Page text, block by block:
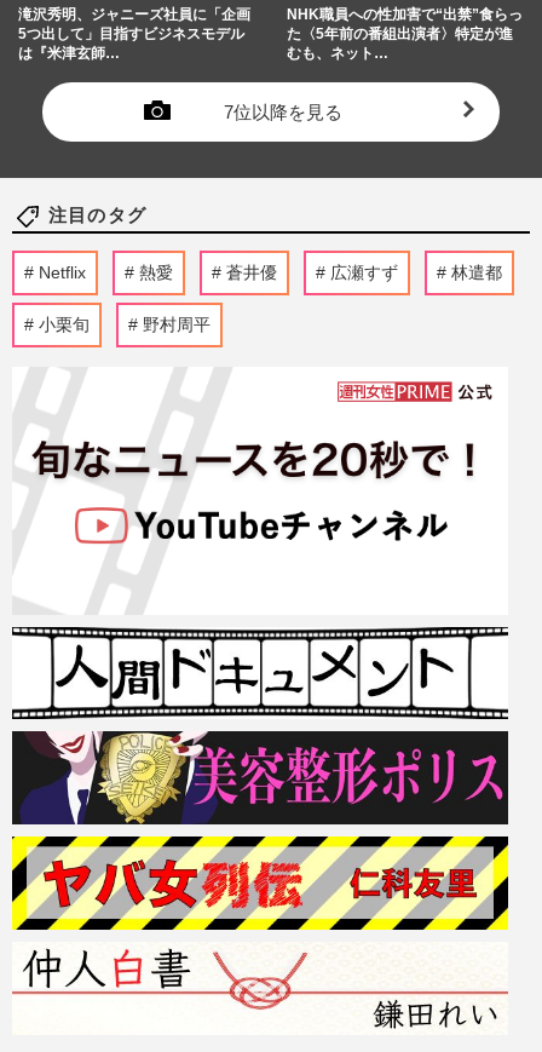
滝沢秀明、ジャニーズ社員に「企画
5つ出して」目指すビジネスモデル
は『米津玄師…
NHK職員への性加害で“出禁”食らっ
た〈5年前の番組出演者〉特定が進
むも、ネット…
7位以降を見る
注目のタグ
Netflix 熱愛 蒼井優 広瀬すず 林遣都
小栗旬 野村周平